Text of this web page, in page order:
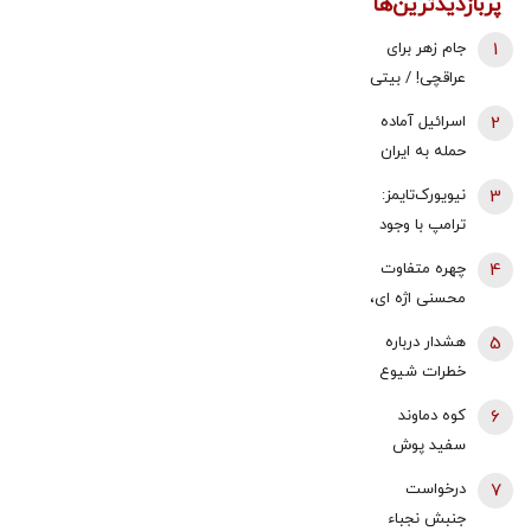
جام زهر برای
عراقچی! / بیتی
1
اسرائیل آماده
حمله به ایران
2
نیویورک‌تایمز:
ترامپ با وجود
آمریکا جنگ با
3
چهره متفاوت
محسنی اژه ای،
4
هشدار درباره
خطرات شیوع
تجربه هم
خطرناک است
5
کوه دماوند
سفید پوش
6
درخواست
جنبش نجباء
7